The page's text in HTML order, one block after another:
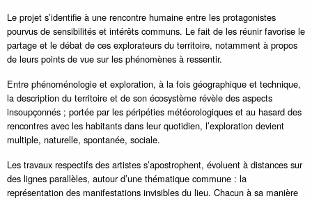
Le projet s’identifie à une rencontre humaine entre les protagonistes
pourvus de sensibilités et intérêts communs. Le fait de les réunir favorise le
partage et le débat de ces explorateurs du territoire, notamment à propos
de leurs points de vue sur les phénomènes à ressentir.
Entre phénoménologie et exploration, à la fois géographique et technique,
la description du territoire et de son écosystème révèle des aspects
insoupçonnés ; portée par les péripéties météorologiques et au hasard des
rencontres avec les habitants dans leur quotidien, l’exploration devient
multiple, naturelle, spontanée, sociale.
Les travaux respectifs des artistes s’apostrophent, évoluent à distances sur
des lignes parallèles, autour d’une thématique commune : la
représentation des manifestations invisibles du lieu. Chacun à sa manière